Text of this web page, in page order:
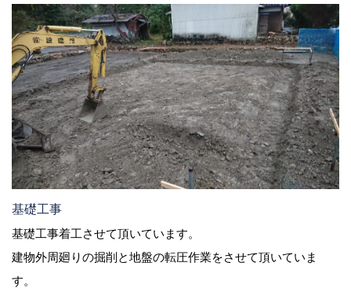
基礎工事
基礎工事着工させて頂いています。
建物外周廻りの掘削と地盤の転圧作業をさせて頂いていま
す。